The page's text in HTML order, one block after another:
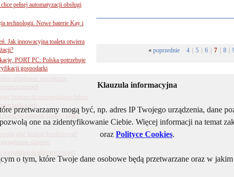
« poprzednie 4 5 6 7 8
pełnej automatyzacji obsługi
technologii. Nowe baterie Kay i
Jak innowacyjna toaleta otwiera
PORT PC: Polska potrzebuje
gospodarki
urządzenie zewnętrzne,
biznesu do europejskiego lidera
Agricole załatwią sprawy przez
ufać kodom kreskowym?
sklepem
warunkiem konkurencyjności
Klauzula informacyjna
przetwarzamy mogą być, np. adres IP Twojego urządzenia, dane
one na zidentyfikowanie Ciebie. Więcej informacji na temat
oraz Polityce Cookies.
o tym, które Twoje dane osobowe będą przetwarzane oraz w